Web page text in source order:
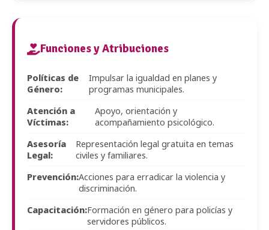
Funciones y Atribuciones
Políticas de
Género:
Impulsar la igualdad en planes y
programas municipales.
Atención a
Víctimas:
Apoyo, orientación y
acompañamiento psicológico.
Asesoría
Legal:
Representación legal gratuita en temas
civiles y familiares.
Prevención:Acciones para erradicar la violencia y
discriminación.
Capacitación:Formación en género para policías y
servidores públicos.